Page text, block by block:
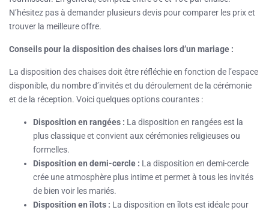
N’hésitez pas à demander plusieurs devis pour comparer les prix et
trouver la meilleure offre.
Conseils pour la disposition des chaises lors d’un mariage :
La disposition des chaises doit être réfléchie en fonction de l’espace
disponible, du nombre d’invités et du déroulement de la cérémonie
et de la réception. Voici quelques options courantes :
Disposition en rangées : La disposition en rangées est la
plus classique et convient aux cérémonies religieuses ou
formelles.
Disposition en demi-cercle : La disposition en demi-cercle
crée une atmosphère plus intime et permet à tous les invités
de bien voir les mariés.
Disposition en îlots : La disposition en îlots est idéale pour